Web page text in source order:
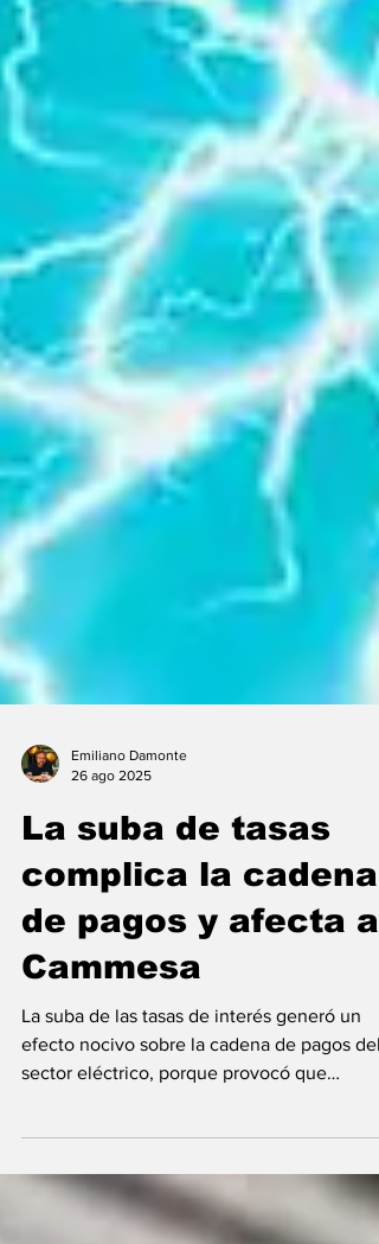
Emiliano Damonte
26 ago 2025
La suba de tasas
complica la cadena
de pagos y afecta a
Cammesa
La suba de las tasas de interés generó un
sector eléctrico, porque provocó que